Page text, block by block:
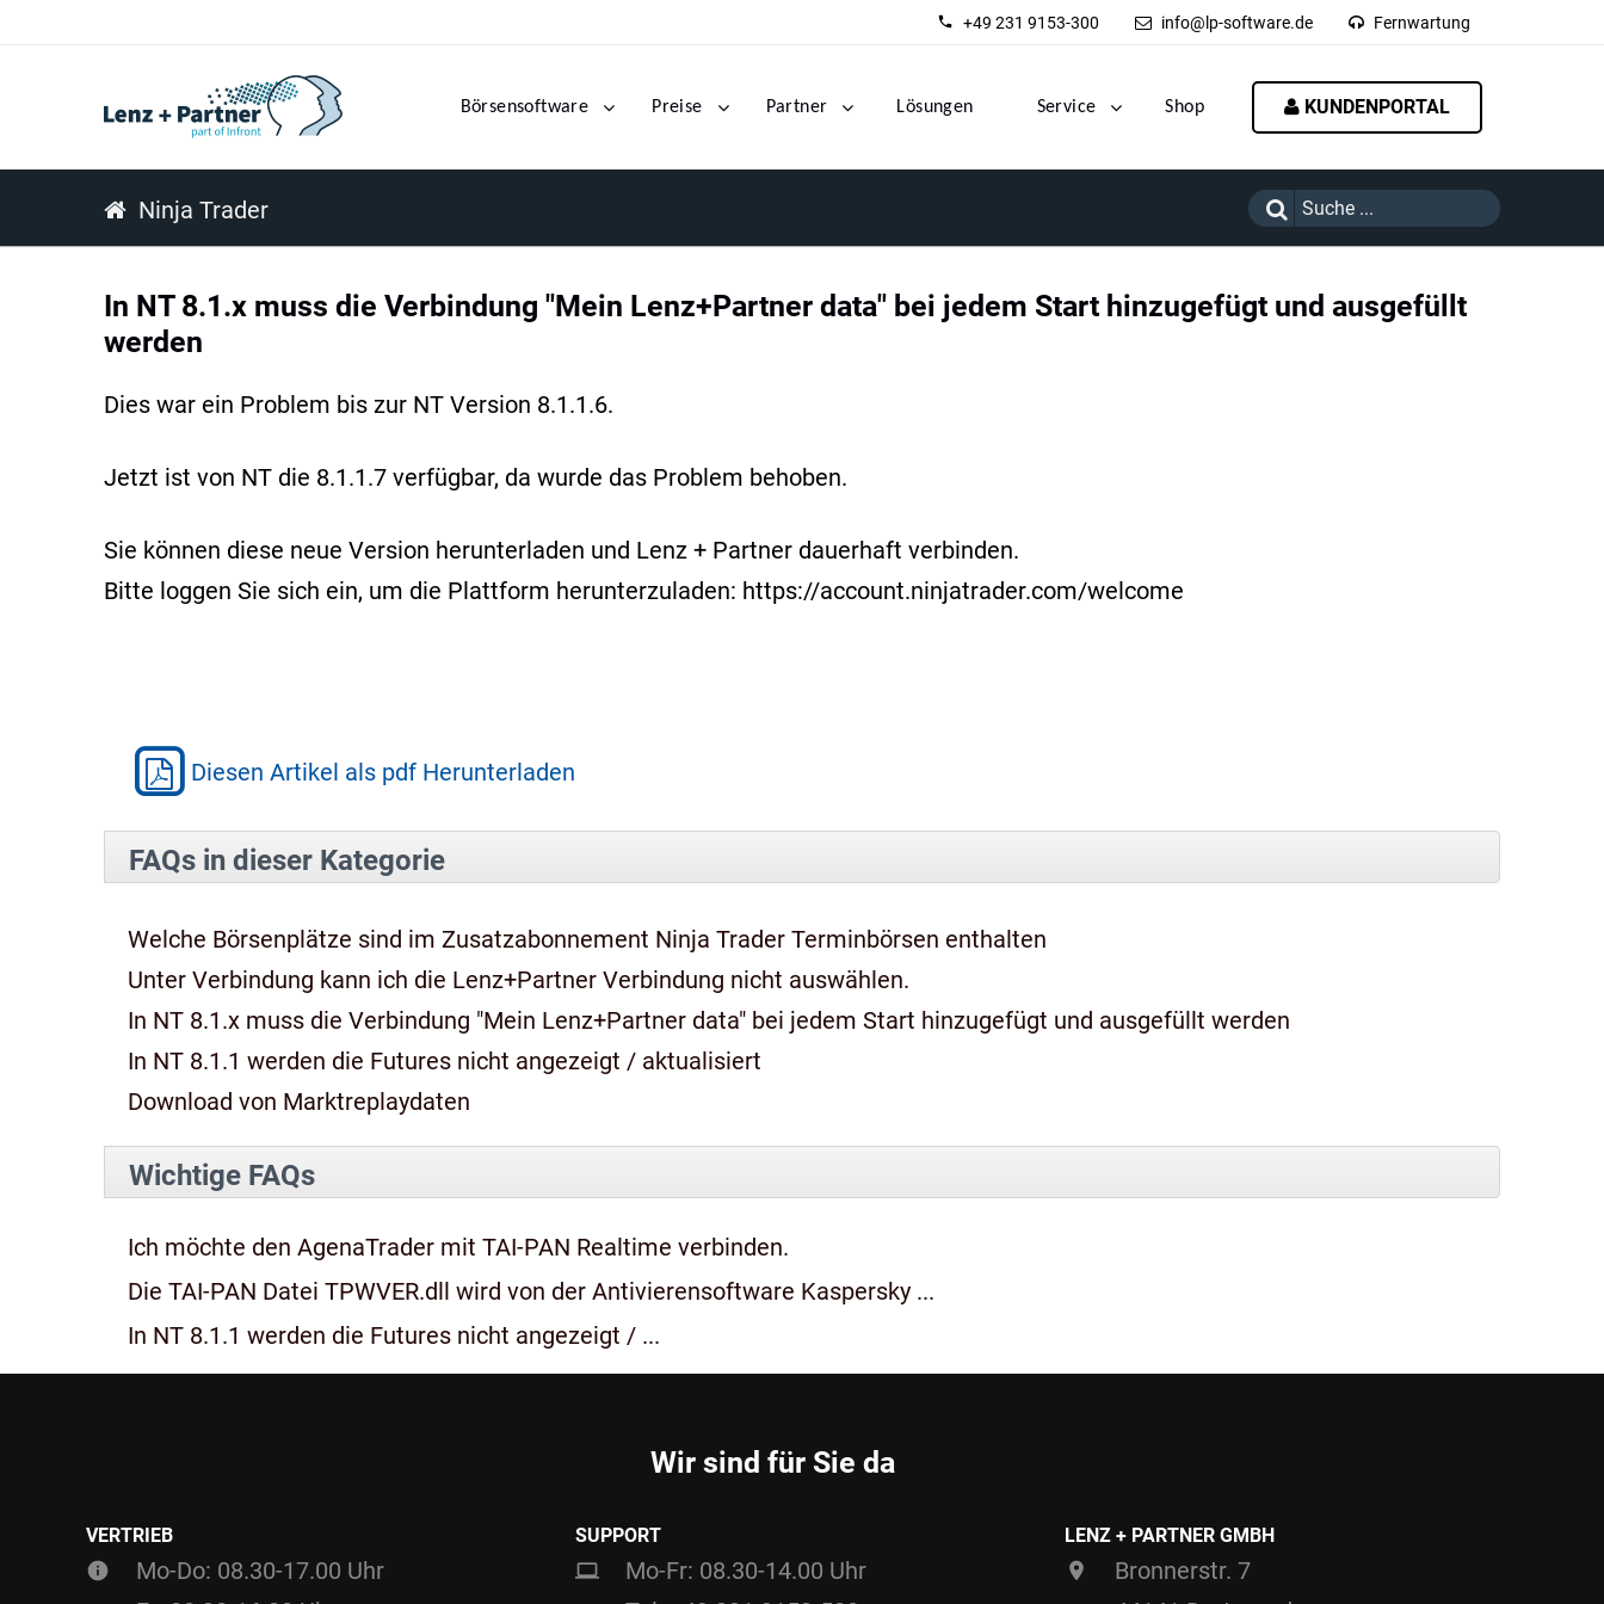
+49 231 9153-300 info@lp-software.de Fernwartung
Börsensoftware Preise Partner Lösungen Service Shop KUNDENPORTAL
Ninja Trader
In NT 8.1.x muss die Verbindung "Mein Lenz+Partner data" bei jedem Start hinzugefügt und ausgefüllt
werden
Dies war ein Problem bis zur NT Version 8.1.1.6.
Jetzt ist von NT die 8.1.1.7 verfügbar, da wurde das Problem behoben.
Sie können diese neue Version herunterladen und Lenz + Partner dauerhaft verbinden.
Bitte loggen Sie sich ein, um die Plattform herunterzuladen: https://account.ninjatrader.com/welcome
Diesen Artikel als pdf Herunterladen
FAQs in dieser Kategorie
Welche Börsenplätze sind im Zusatzabonnement Ninja Trader Terminbörsen enthalten
Unter Verbindung kann ich die Lenz+Partner Verbindung nicht auswählen.
In NT 8.1.x muss die Verbindung "Mein Lenz+Partner data" bei jedem Start hinzugefügt und ausgefüllt werden
In NT 8.1.1 werden die Futures nicht angezeigt / aktualisiert
Download von Marktreplaydaten
Wichtige FAQs
Ich möchte den AgenaTrader mit TAI-PAN Realtime verbinden.
Die TAI-PAN Datei TPWVER.dll wird von der Antivierensoftware Kaspersky ...
In NT 8.1.1 werden die Futures nicht angezeigt / ...
Wir sind für Sie da
VERTRIEB
Mo-Do: 08.30-17.00 Uhr
SUPPORT
Mo-Fr: 08.30-14.00 Uhr
LENZ + PARTNER GMBH
Bronnerstr. 7